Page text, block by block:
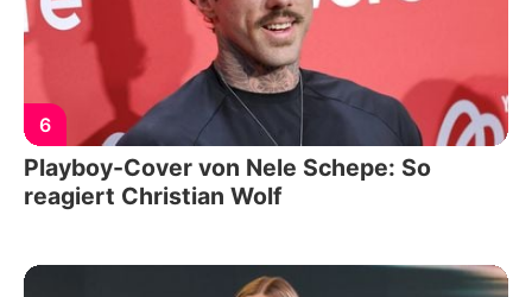
6
Playboy-Cover von Nele Schepe: So
reagiert Christian Wolf